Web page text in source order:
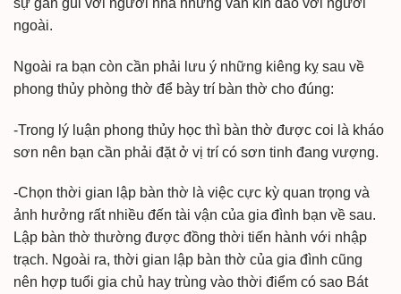
sự gần gũi với người nhà nhưng vẫn kín đáo với người
ngoài.
Ngoài ra bạn còn cần phải lưu ý những kiêng kỵ sau về
phong thủy phòng thờ để bày trí bàn thờ cho đúng:
-Trong lý luận phong thủy học thì bàn thờ được coi là kháo
sơn nên bạn cần phải đặt ở vị trí có sơn tinh đang vượng.
-Chọn thời gian lập bàn thờ là việc cực kỳ quan trọng và
ảnh hưởng rất nhiều đến tài vận của gia đình bạn về sau.
Lập bàn thờ thường được đồng thời tiến hành với nhập
trạch. Ngoài ra, thời gian lập bàn thờ của gia đình cũng
nên hợp tuổi gia chủ hay trùng vào thời điểm có sao Bát